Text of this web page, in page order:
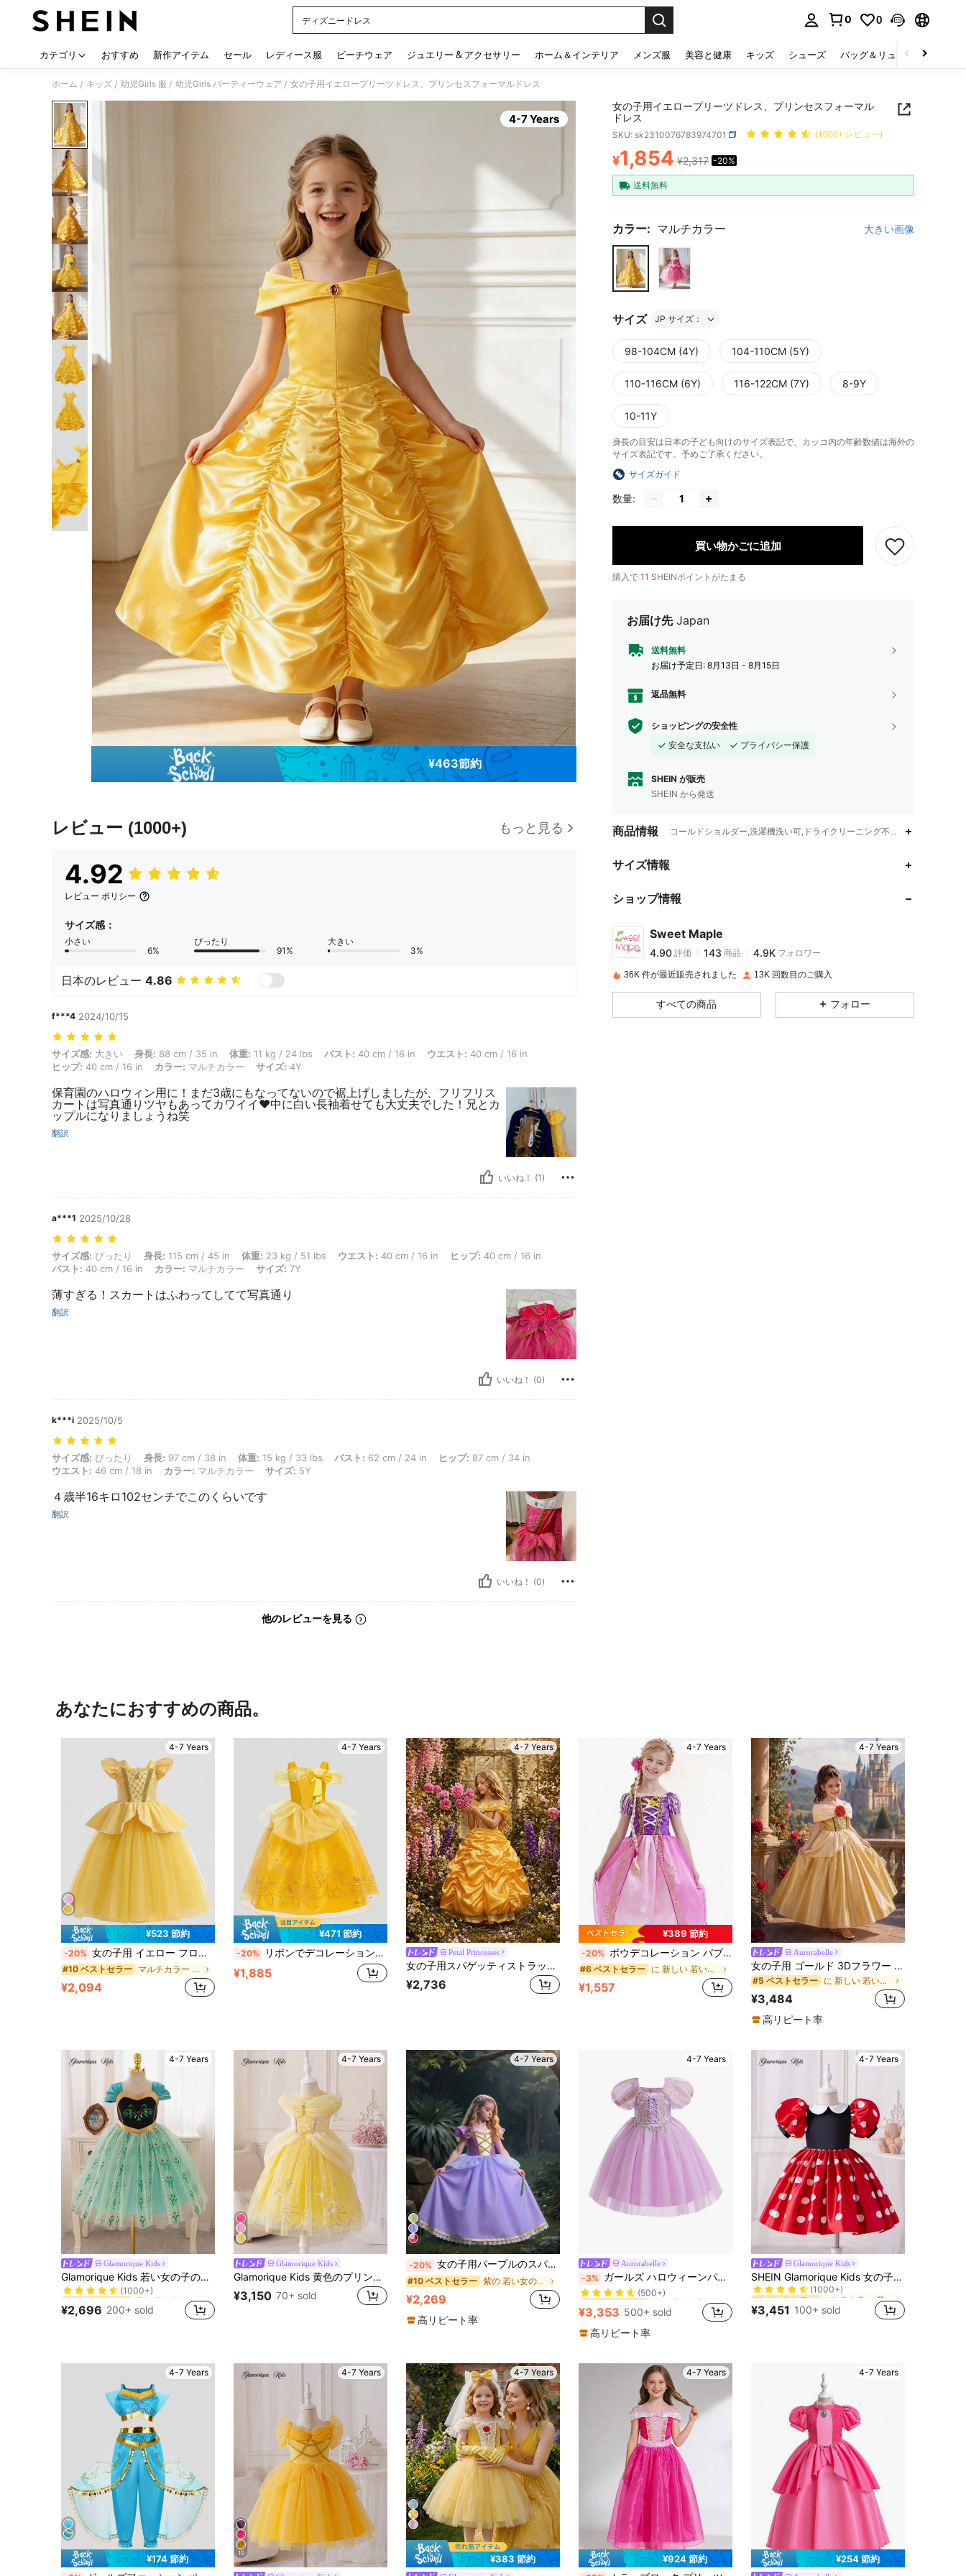
ディズニードレス
0 0
カテゴリ おすすめ 新作アイテム セール レディース服 ビーチウェア ジュエリー & アクセサリー ホーム＆インテリア メンズ服 美容と健康 キッズ シューズ バッグ＆リュック
ホーム / キッズ / 幼児Girls 服 / 幼児Girls パーティーウェア / 女の子用イエロープリーツドレス、プリンセスフォーマルドレス
4-7 Years
¥463節約
レビュー (1000+) もっと見る
4.92
レビュー ポリシー
サイズ感：
小さい
6%
ぴったり
91%
大きい
3%
日本のレビュー 4.86
f***4 2024/10/15
サイズ感: 大きい, 身長: 88 cm / 35 in, 体重: 11 kg / 24 lbs, バスト: 40 cm / 16 in, ウエスト: 40 cm / 16 in, ヒップ: 40 cm / 16 in, カラー: マルチカラー, サイズ: 4Y
サイズ感: 大きい 身長: 88 cm / 35 in 体重: 11 kg / 24 lbs バスト: 40 cm / 16 in ウエスト: 40 cm / 16 in
ヒップ: 40 cm / 16 in カラー: マルチカラー サイズ: 4Y
保育園のハロウィン用に！まだ3歳にもなってないので裾上げしましたが、フリフリス
カートは写真通りツヤもあってカワイイ❤︎中に白い長袖着せても大丈夫でした！兄とカ
ップルになりましょうね笑
翻訳
いいね！ (1)
a***1 2025/10/28
サイズ感: ぴったり, 身長: 115 cm / 45 in, 体重: 23 kg / 51 lbs, ウエスト: 40 cm / 16 in, ヒップ: 40 cm / 16 in, バスト: 40 cm / 16 in, カラー: マルチカラー, サイズ: 7Y
サイズ感: ぴったり 身長: 115 cm / 45 in 体重: 23 kg / 51 lbs ウエスト: 40 cm / 16 in ヒップ: 40 cm / 16 in
バスト: 40 cm / 16 in カラー: マルチカラー サイズ: 7Y
薄すぎる！スカートはふわってしてて写真通り
翻訳
いいね！ (0)
k***i 2025/10/5
サイズ感: ぴったり, 身長: 97 cm / 38 in, 体重: 15 kg / 33 lbs, バスト: 62 cm / 24 in, ヒップ: 87 cm / 34 in, ウエスト: 46 cm / 18 in, カラー: マルチカラー, サイズ: 5Y
サイズ感: ぴったり 身長: 97 cm / 38 in 体重: 15 kg / 33 lbs バスト: 62 cm / 24 in ヒップ: 87 cm / 34 in
ウエスト: 46 cm / 18 in カラー: マルチカラー サイズ: 5Y
４歳半16キロ102センチでこのくらいです
翻訳
いいね！ (0)
他のレビューを見る
女の子用イエロープリーツドレス、プリンセスフォーマル
ドレス
SKU: sk2310076783974701 (1000+ レビュー)
PRICE AND AVAILABILITY
¥1,854 ¥2,317 -20%
送料無料
カラー: マルチカラー 大きい画像
サイズ JP サイズ：
98-104CM (4Y) 104-110CM (5Y)
110-116CM (6Y) 116-122CM (7Y) 8-9Y
10-11Y
身長の目安は日本の子ども向けのサイズ表記で、カッコ内の年齢数値は海外の
サイズ表記です。予めご了承ください。
サイズガイド
数量:
買い物かごに追加
購入で 11 SHEINポイントがたまる
お届け先 Japan
送料無料
お届け予定日: 8月13日 - 8月15日
返品無料
ショッピングの安全性
安全な支払い
プライバシー保護
SHEIN が販売
SHEIN から発送
商品情報 コールドショルダー,洗濯機洗い可,ドライクリーニング不可,No
サイズ情報
ショップ情報
Sweet Maple
4.90
4.90
4.90 143
f***i は1日前に購入しました
36K 件が最近販売されました 13K 回数目のご購入
すべての商品 フォロー
あなたにおすすめの商品。
4-7 Years
¥523 節約
-20% 女の子用 イエロー フローラル メッシュ&シーケンスエンベリッシュ プリンセスパーティードレス
#10 ベストセラー マルチカラー 若い女の子のパーティーウェア
¥2,094
4-7 Years
¥471 節約
-20% リボンでデコレーションされたイエローのプリンセスドレス 子供用女の子向け
¥1,885
4-7 Years
Petal Princesses
女の子用スパゲッティストラップ サテン エレガント プリンセスドレス、ふわふわフラワーガールドレス パーティー向け (Vネック スパンコール 非位置指定ステッチ)、ヘッドバンドは含まれていません
¥2,736
4-7 Years
¥389 節約
-20% ボウデコレーション バブル袖 プリンセスドレス、若い女の子用
#6 ベストセラー に 新しい 若い女の子のパーティーウェア
¥1,557
4-7 Years
Aurorabelle
女の子用 ゴールド 3Dフラワー オフショルダー エレガントドレス フェアリーテールプリンセスドレス 誕生日パーティー ランウェイパフォーマンス パーティー 卒業式 ウェディングフラワーガールドレス
#5 ベストセラー に 新しい 若い女の子のパーティーウェア
¥3,484
高リピート率
4-7 Years
Glamorique Kids
Glamorique Kids 若い女の子のプリンセスドレス、グリーンメッシュプリンセスドレス、誕生日パーティー、結婚式、ホリデーフォーマルドレス、パーティーウェア、フロントパネルにグリーンのグリッタープリント、裾にグリッタープリント、中東、ヨーロッパ、アメリカ向け
#2 ベストセラー
(1000+)
#2 ベストセラー
(1000+)
#2 ベストセラー
(1000+)
#2 ベストセラー
緑色 若い女の子のパーティーウェア
¥2,696 200+ sold
4-7 Years
Glamorique Kids
Glamorique Kids 黄色のプリンセスドレス、女の子のドレス、四季スタイル、プリンセススタイルのドレス、豪華、パーティー、誕生日会、大きなイベント、パフォーマンスに適しています。ピンクのメッシュ、プリントドレス、四季の日常着、宝石、パフォーマンス
¥3,150 70+ sold
4-7 Years
-20% 女の子用パープルのスパンコール付きキャップスリーブメッシュプリンセスドレス、パーティーに適しています
#10 ベストセラー 紫の 若い女の子のパーティーウェア
¥2,269
高リピート率
4-7 Years
Aurorabelle
-3% ガールズ ハロウィーンパーティー ロングヘア 刺繍メッシュチュールプリンセスドレス、女の子の誕生日プレゼント、ホリデードレス、フォーマルガウン、プロム、ランウェイショーパフォーマンスに適しています
#1 ベストセラー
モーブパープル 若い女の子のパーティーウェア
(500+)
#1 ベストセラー
(500+)
#1 ベストセラー
(500+)
#1 ベストセラー
モーブパープル 若い女の子のパーティーウェア
(500+)
¥3,353 500+ sold
高リピート率
4-7 Years
Glamorique Kids
SHEIN Glamorique Kids 女の子用ドットフリル ペタル スリーブ付きプリンセスドレス、誕生日パーティー、結婚式、花嫁介添人ドレス用
#1 ベストセラー
(1000+)
#1 ベストセラー
(1000+)
#1 ベストセラー
(1000+)
#1 ベストセラー
マルチカラー 若い女の子のパーティーウェア
¥3,451 100+ sold
4-7 Years
¥174 節約
#3 ベストセラー 青い 若い女の子のパーティーウェア
4-7 Years
10
4-7 Years
¥383 節約
4-7 Years
¥924 節約
4-7 Years
¥254 節約